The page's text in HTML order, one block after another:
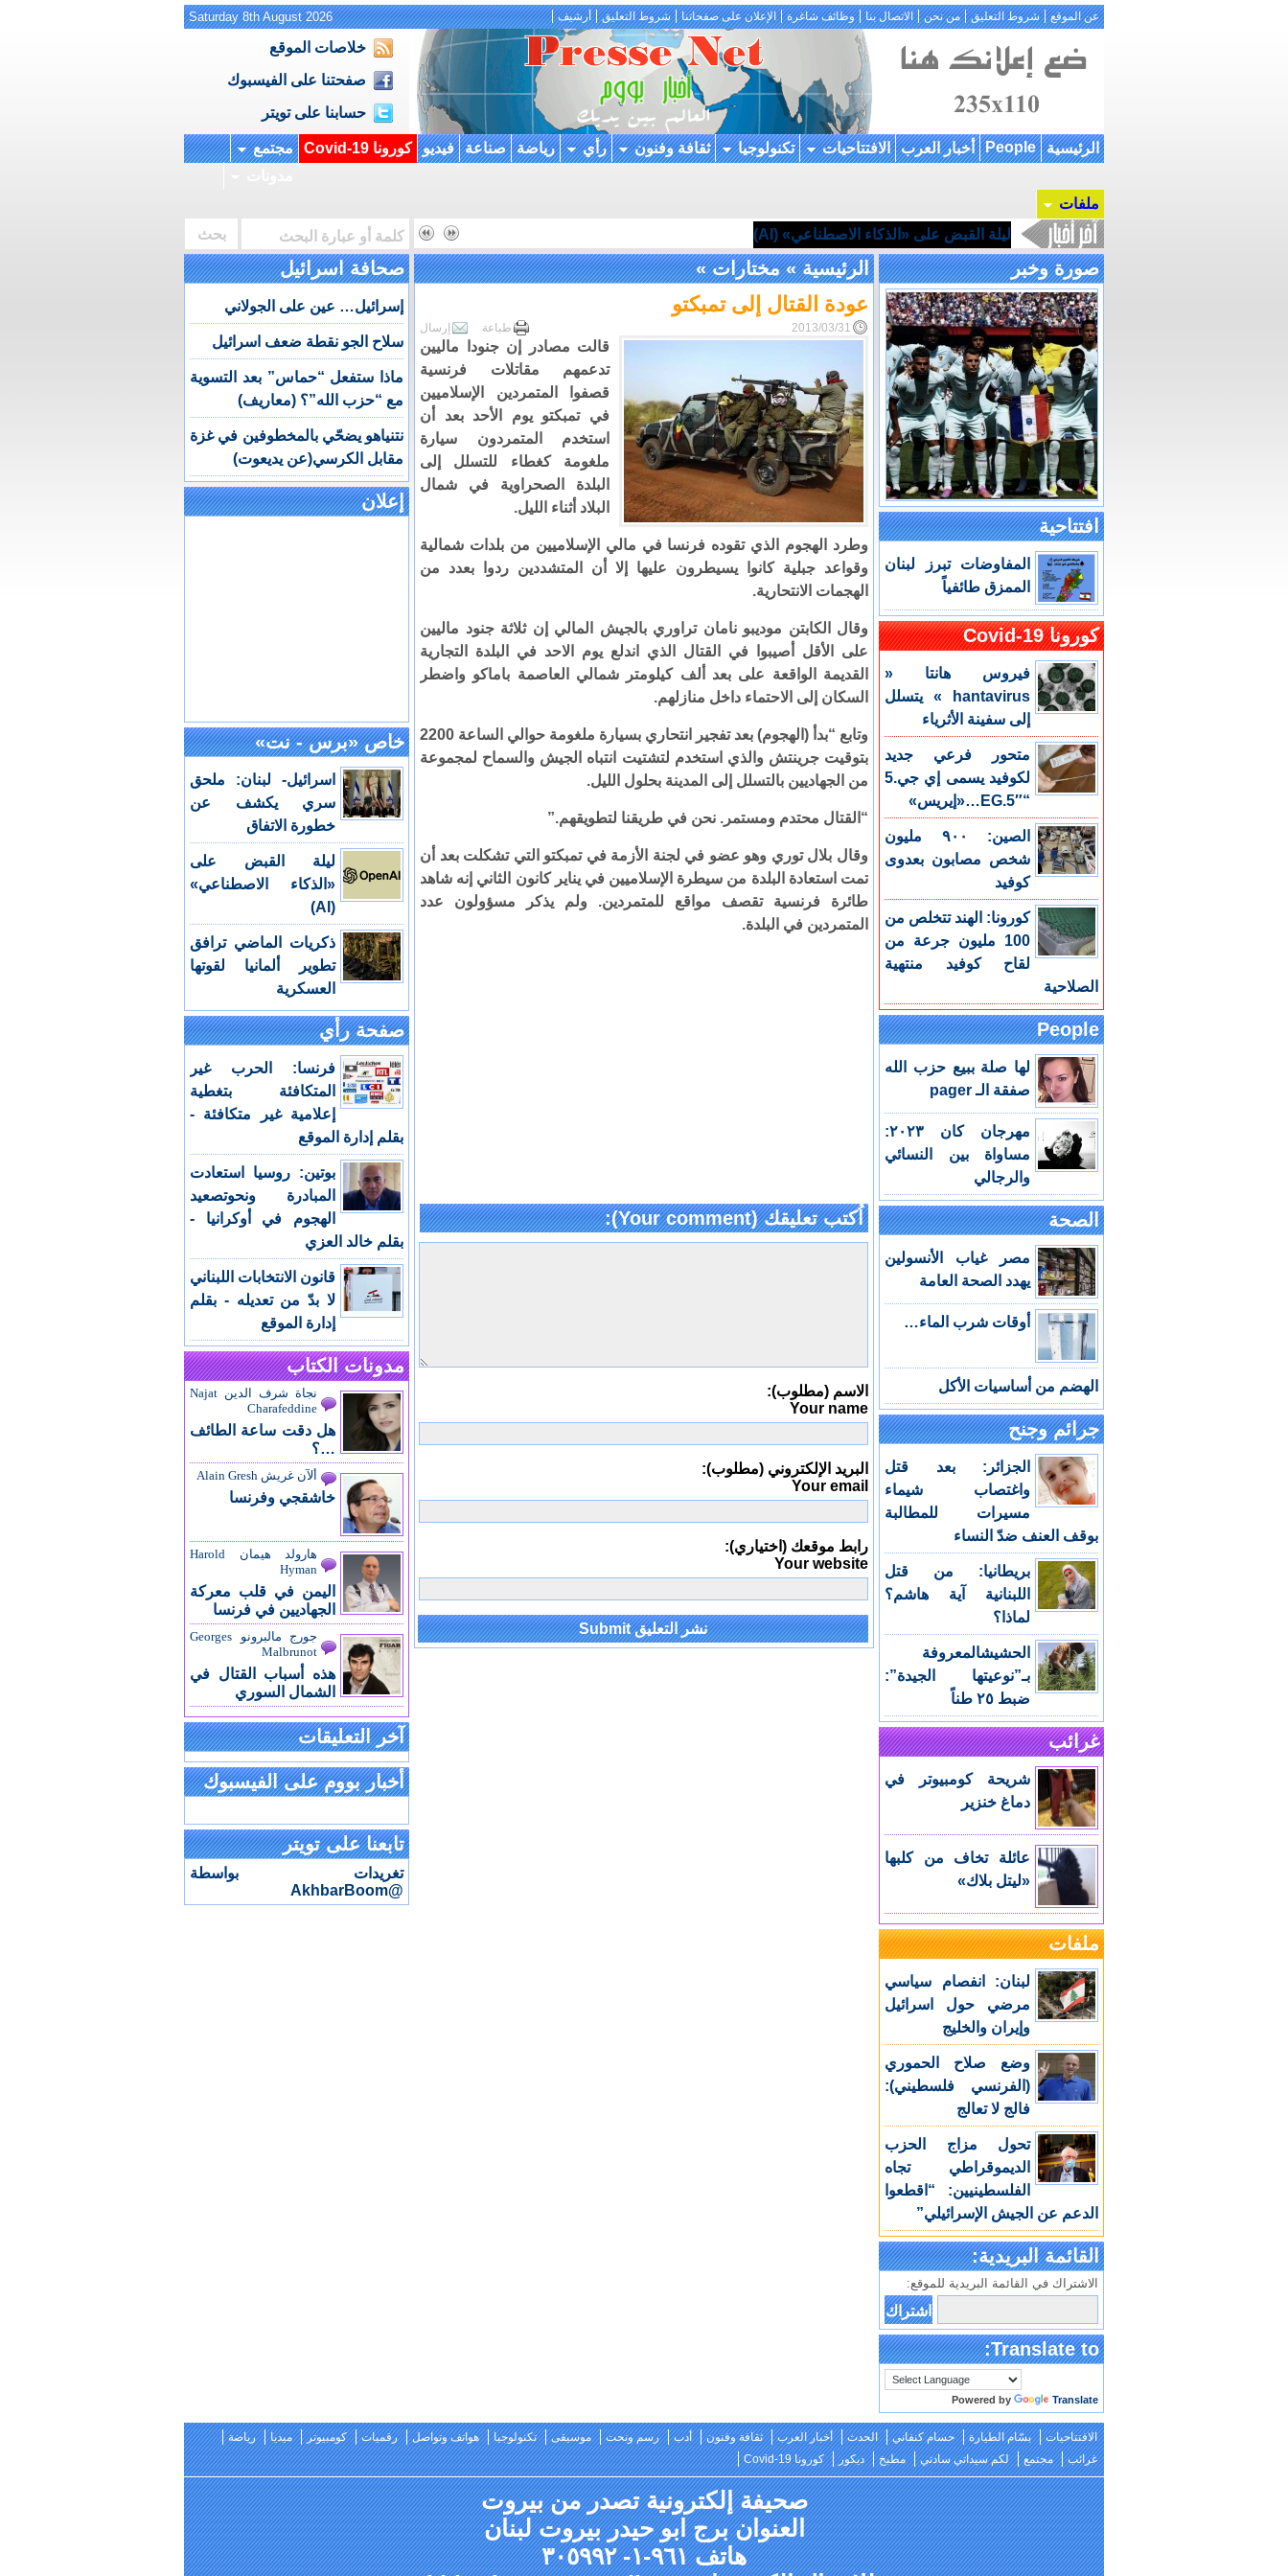
عن الموقع شروط التعليق من نحن الاتصال بنا وظائف شاغرة الإعلان على صفحاتنا شروط التعليق أرشيف Saturday 8th August 2026
خلاصات الموقع
صفحتنا على الفيسبوك
حسابنا على تويتر
الرئيسية People أخبار العرب الافتتاحيات تكنولوجيا ثقافة وفنون رأي رياضة صناعة فيديو كورونا Covid-19
مجتمع
ملفات
ليلة القبض على «الذكاء الاصطناعي» (AI)
صورة وخبر
افتتاحية
المفاوضات تبرز لبنان
الممزق طائفياً
كورونا Covid-19
فيروس هانتا «
hantavirus » يتسلل
إلى سفينة الأثرياء
متحور فرعي جديد
لكوفيد يسمى إي جي.5
“EG.5″…«إيريس»
الصين: ٩٠٠ مليون
شخص مصابون بعدوى
كوفيد
كورونا: الهند تتخلص من
100 مليون جرعة من
لقاح كوفيد منتهية
الصلاحية
People
لها صلة ببيع حزب الله
صفقة الـ pager
مهرجان كان ٢٠٢٣:
مساواة بين النسائي
والرجالي
الصحة
مصر غياب الأنسولين
يهدد الصحة العامة
أوقات شرب الماء…
الهضم من أساسيات الأكل
جرائم وجنح
الجزائر: بعد قتل
واغتصاب شيماء
مسيرات للمطالبة
بوقف العنف ضدّ النساء
بريطانيا: من قتل
اللبنانية آية هاشم؟
لماذا؟
الحشيشالمعروفة
بـ”نوعيتها الجيدة”:
ضبط ٢٥ طناً
غرائب
شريحة كومبيوتر في
دماغ خنزير
عائلة تخاف من كلبها
«ليتل بلاك»
ملفات
لبنان: انفصام سياسي
مرضي حول اسرائيل
وإيران والخليج
وضع صلاح الحموري
(الفرنسي فلسطيني):
فالج لا تعالج
تحول مزاج الحزب
الديموقراطي تجاه
الفلسطينيين: “اقطعوا
الدعم عن الجيش الإسرائيلي”
القائمة البريدية:
الاشتراك في القائمة البريدية للموقع:
Translate to:
Powered by Translate
الرئيسية»مختارات»
عودة القتال إلى تمبكتو
2013/03/31 إرسال طباعة
قالت مصادر إن جنودا ماليين
تدعمهم مقاتلات فرنسية
قصفوا المتمردين الإسلاميين
في تمبكتو يوم الأحد بعد أن
استخدم المتمردون سيارة
ملغومة كغطاء للتسلل إلى
البلدة الصحراوية في شمال
البلاد أثناء الليل.
وطرد الهجوم الذي تقوده فرنسا في مالي الإسلاميين من بلدات شمالية
وقواعد جبلية كانوا يسيطرون عليها إلا أن المتشددين ردوا بعدد من
الهجمات الانتحارية.
وقال الكابتن موديبو نامان تراوري بالجيش المالي إن ثلاثة جنود ماليين
على الأقل أصيبوا في القتال الذي اندلع يوم الاحد في البلدة التجارية
القديمة الواقعة على بعد ألف كيلومتر شمالي العاصمة باماكو واضطر
السكان إلى الاحتماء داخل منازلهم.
وتابع “بدأ (الهجوم) بعد تفجير انتحاري بسيارة ملغومة حوالي الساعة 2200
بتوقيت جرينتش والذي استخدم لتشتيت انتباه الجيش والسماح لمجموعة
من الجهاديين بالتسلل إلى المدينة بحلول الليل.
“القتال محتدم ومستمر. نحن في طريقنا لتطويقهم.”
وقال بلال توري وهو عضو في لجنة الأزمة في تمبكتو التي تشكلت بعد أن
تمت استعادة البلدة من سيطرة الإسلاميين في يناير كانون الثاني إنه شاهد
طائرة فرنسية تقصف مواقع للمتمردين. ولم يذكر مسؤولون عدد
المتمردين في البلدة.
اُكتب تعليقك (Your comment):
الاسم (مطلوب):
Your name
البريد الإلكتروني (مطلوب):
Your email
رابط موقعك (اختياري):
Your website
Alternative:
صحافة اسرائيل
إسرائيل… عين على الجولاني
سلاح الجو نقطة ضعف اسرائيل
ماذا ستفعل “حماس” بعد التسوية
مع “حزب الله”؟ (معاريف)
نتنياهو يضحّي بالمخطوفين في غزة
مقابل الكرسي(عن يديعوت)
إعلان
خاص «برس - نت»
اسرائيل- لبنان: ملحق
سري يكشف عن
خطورة الاتفاق
ليلة القبض على
«الذكاء الاصطناعي»
(AI)
ذكريات الماضي ترافق
تطوير ألمانيا لقوتها
العسكرية
صفحة رأي
فرنسا: الحرب غير
المتكافئة بتغطية
إعلامية غير متكافئة -
بقلم إدارة الموقع
بوتين: روسيا استعادت
المبادرة ونحوتصعيد
الهجوم في أوكرانيا -
بقلم خالد العزي
قانون الانتخابات اللبناني
لا بدّ من تعديله - بقلم
إدارة الموقع
مدونات الكتاب
نجاة شرف الدين Najat
Charafeddine
هل دقت ساعة الطائف
…؟
ألآن غريش Alain Gresh
خاشقجي وفرنسا
هارولد هيمان Harold
Hyman
اليمن في قلب معركة
الجهاديين في فرنسا
جورج مالبرونو Georges
Malbrunot
هذه أسباب القتال في
الشمال السوري
آخر التعليقات
أخبار بووم على الفيسبوك
تابعنا على تويتر
تغريدات بواسطة
@AkhbarBoom
الافتتاحيات بسّام الطيارة حسام كنفاني الحدث أخبار العرب ثقافة وفنون أدب رسم ونحت موسيقى تكنولوجيا هواتف وتواصل رقميات كومبيوتر ميديا
رياضة
غرائب
مجتمع لكم سيداتي سادتي مطبخ ديكور كورونا Covid-19
صحيفة إلكترونية تصدر من بيروت
العنوان برج ابو حيدر بيروت لبنان
هاتف ٩٦١-١- ٣٠٥٩٩٢